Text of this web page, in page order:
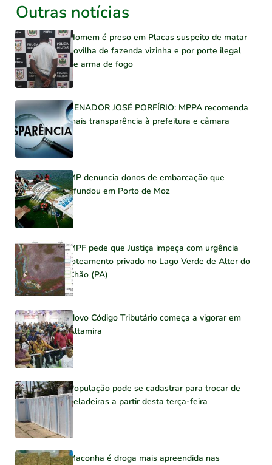
Outras notícias
Homem é preso em Placas suspeito de matar
novilha de fazenda vizinha e por porte ilegal
de arma de fogo
SENADOR JOSÉ PORFÍRIO: MPPA recomenda
mais transparência à prefeitura e câmara
MP denuncia donos de embarcação que
afundou em Porto de Moz
MPF pede que Justiça impeça com urgência
loteamento privado no Lago Verde de Alter do
Chão (PA)
Novo Código Tributário começa a vigorar em
Altamira
População pode se cadastrar para trocar de
geladeiras a partir desta terça-feira
Maconha é droga mais apreendida nas